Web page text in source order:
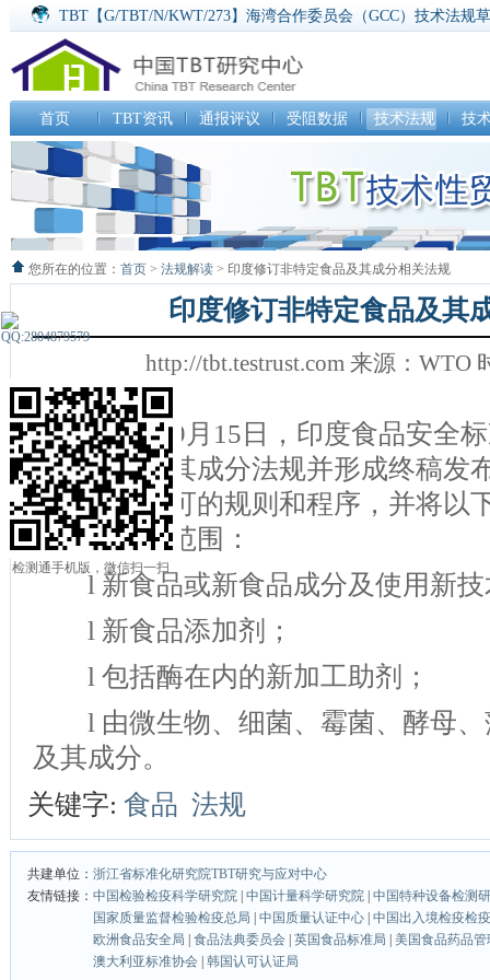
TBT【G/TBT/N/KWT/273】海湾合作委员会（GCC）技术法规
TBT【G/TBT/N/CZE/184】饲料法某些规定实施令草案
TBT【G/TBT/N/CHL/307】食品卫生法第186和192条修订提案
SPS【G/SPS/N/ARE/53】撤销关于阿联酋进口匈牙利家养和野
SPS【G/SPS/N/ARE/54】撤销关于阿联酋进口俄罗斯联邦家养
SPS【G/SPS/N/KOR/506】食品和药物法案检测和检验执行法规
首页 TBT资讯 通报评议 受阻数据 技术法规 技
您所在的位置： 首页 > 法规解读 > 印度修订非特定食品及其成分相关法规
印度修订非特定食品及其
http://tbt.testrust.com 来源：WTO
2017年9月15日，印度食品安全标
特定食品及其成分法规并形成终稿发
及其成分许可的规则和程序，并将以
品及其成分范围：
l 新食品或新食品成分及使用新技
l 新食品添加剂；
l 包括酶在内的新加工助剂；
l 由微生物、细菌、霉菌、酵母、
及其成分。
关键字: 食品 法规
共建单位： 浙江省标准化研究院TBT研究与应对中心
友情链接： 中国检验检疫科学研究院 中国计量科学研究院 中国特种设备检测
国家质量监督检验检疫总局
中国质量认证中心 中国出入境检疫检
欧洲食品安全局
食品法典委员会 英国食品标准局
美国食品药品管
澳大利亚标准协会 韩国认可认证局
检测通手机版，微信扫一扫